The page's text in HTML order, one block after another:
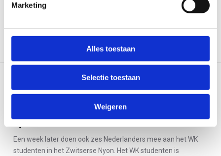
Marketing
Alles toestaan
Selectie toestaan
Weigeren
TeamNL Triathlon in Polen voor EK
sprint
Een week later doen ook zes Nederlanders mee aan het WK
studenten in het Zwitserse Nyon. Het WK studenten is